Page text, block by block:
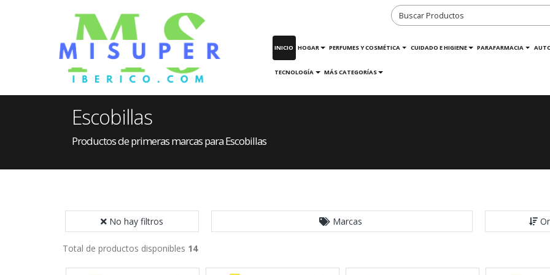
INICIO HOGAR PERFUMES Y COSMÉTICA CUIDADO E HIGIENE PARAFARMACIA
TECNOLOGÍA MÁS CATEGORÍAS
Escobillas
Productos de primeras marcas para Escobillas
No hay filtros Marcas
Total de productos disponibles 14